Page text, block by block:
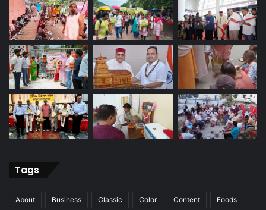
Tags
About Business Classic Color Content Foods